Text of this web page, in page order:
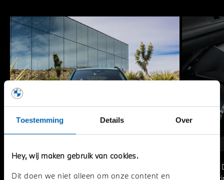
Toestemming Details Over
Hey, wij maken gebruik van cookies.
Dit doen we niet alleen om onze content en
transmissie met Drivelogic biedt veel